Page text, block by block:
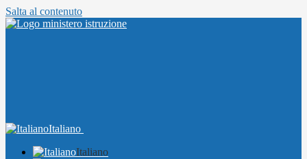
Salta al contenuto
Italiano
Italiano